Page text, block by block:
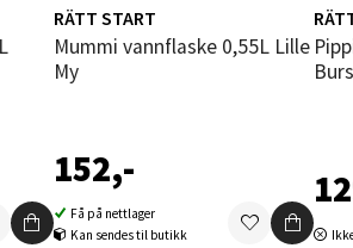
RÄTT START
Mummi vannflaske 0,55L Lille
My
152,-
Få på nettlager
Kan sendes til butikk
Pippi vannflaske 0,5L
dag 09-20
- Thon Senter Sandvika
7, 1338 Sandvika
dag 10-21